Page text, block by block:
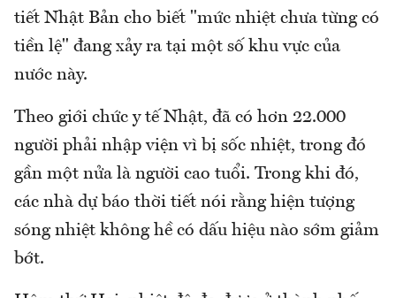
tiết Nhật Bản cho biết "mức nhiệt chưa từng có
tiền lệ" đang xảy ra tại một số khu vực của
nước này.
Theo giới chức y tế Nhật, đã có hơn 22.000
người phải nhập viện vì bị sốc nhiệt, trong đó
gần một nửa là người cao tuổi. Trong khi đó,
các nhà dự báo thời tiết nói rằng hiện tượng
sóng nhiệt không hề có dấu hiệu nào sớm giảm
bớt.